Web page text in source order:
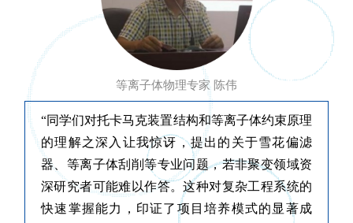
等离子体物理专家 陈伟
“同学们对托卡马克装置结构和等离子体约束原理
的理解之深入让我惊讶，提出的关于雪花偏滤
器、等离子体刮削等专业问题，若非聚变领域资
深研究者可能难以作答。这种对复杂工程系统的
快速掌握能力，印证了项目培养模式的显著成